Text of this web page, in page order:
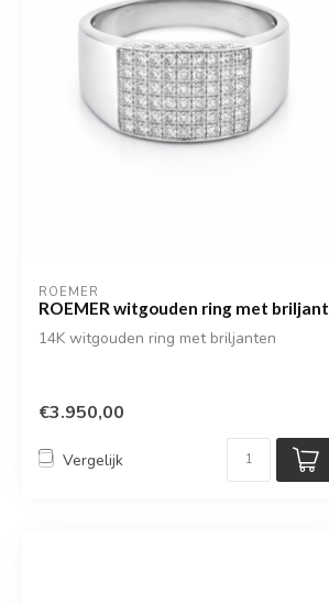
ROEMER
ROEMER witgouden ring met briljant
14K witgouden ring met briljanten
€3.950,00
Vergelijk